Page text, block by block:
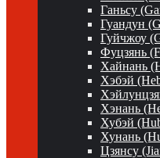
Ганьсу
Гуандун
Гуйчжоу
Фуцзянь
Хайнань
Хэбэй
Хэнань
Хубэй
Хунань
Цзянсу